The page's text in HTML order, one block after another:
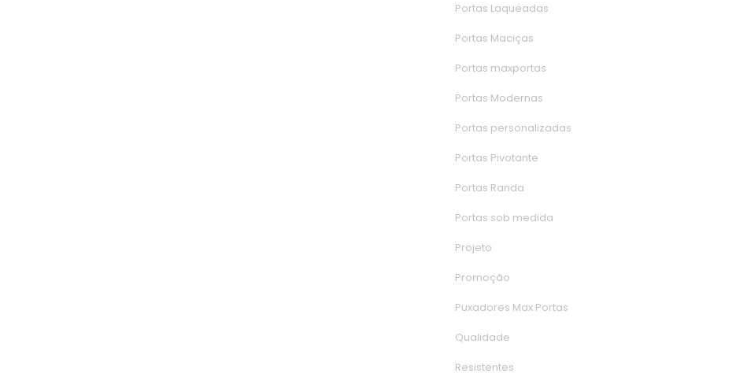
Portas Laqueada
Portas Maciça
Portas maxporta
Portas Moderna
Portas personalizada
Portas Pivotante
Portas Randa
Portas sob medida
Projeto
Promoção
Puxadores Max Porta
Qualidade
Resistente